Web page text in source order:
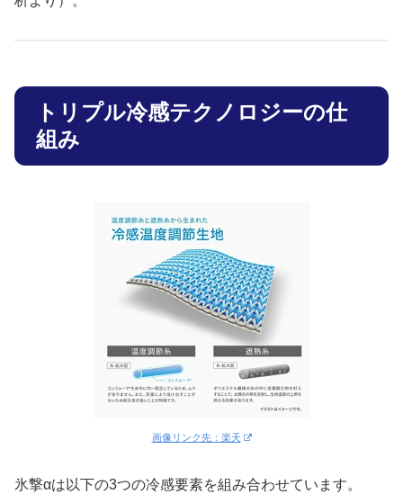
トリプル冷感テクノロジーの仕
組み
画像リンク先：楽天
氷撃αは以下の3つの冷感要素を組み合わせています。